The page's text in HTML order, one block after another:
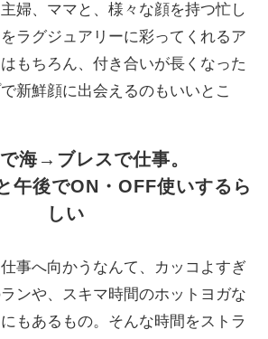
婦、ママと、様々な顔を持つ忙し
ラグジュアリーに彩ってくれるア
もちろん、付き合いが長くなった
新鮮顔に出会えるのもいいとこ
海→ブレスで仕事。
午後でON・OFF使いするら
しい
事へ向かうなんて、カッコよすぎ
ンや、スキマ時間のホットヨガな
もあるもの。そんな時間をストラ